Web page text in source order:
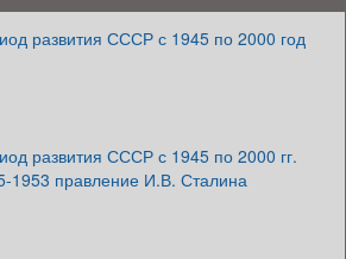
развития СССР с 1945 по 2000 год
развития СССР с 1945 по 2000 гг.
1953 правление И.В. Сталина